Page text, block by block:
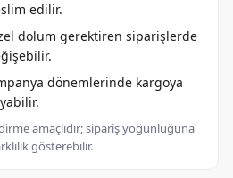
edilir.
dolum gerektiren siparişlerde
dönemlerinde kargoya
amaçlıdır; sipariş yoğunluğuna
gösterebilir.